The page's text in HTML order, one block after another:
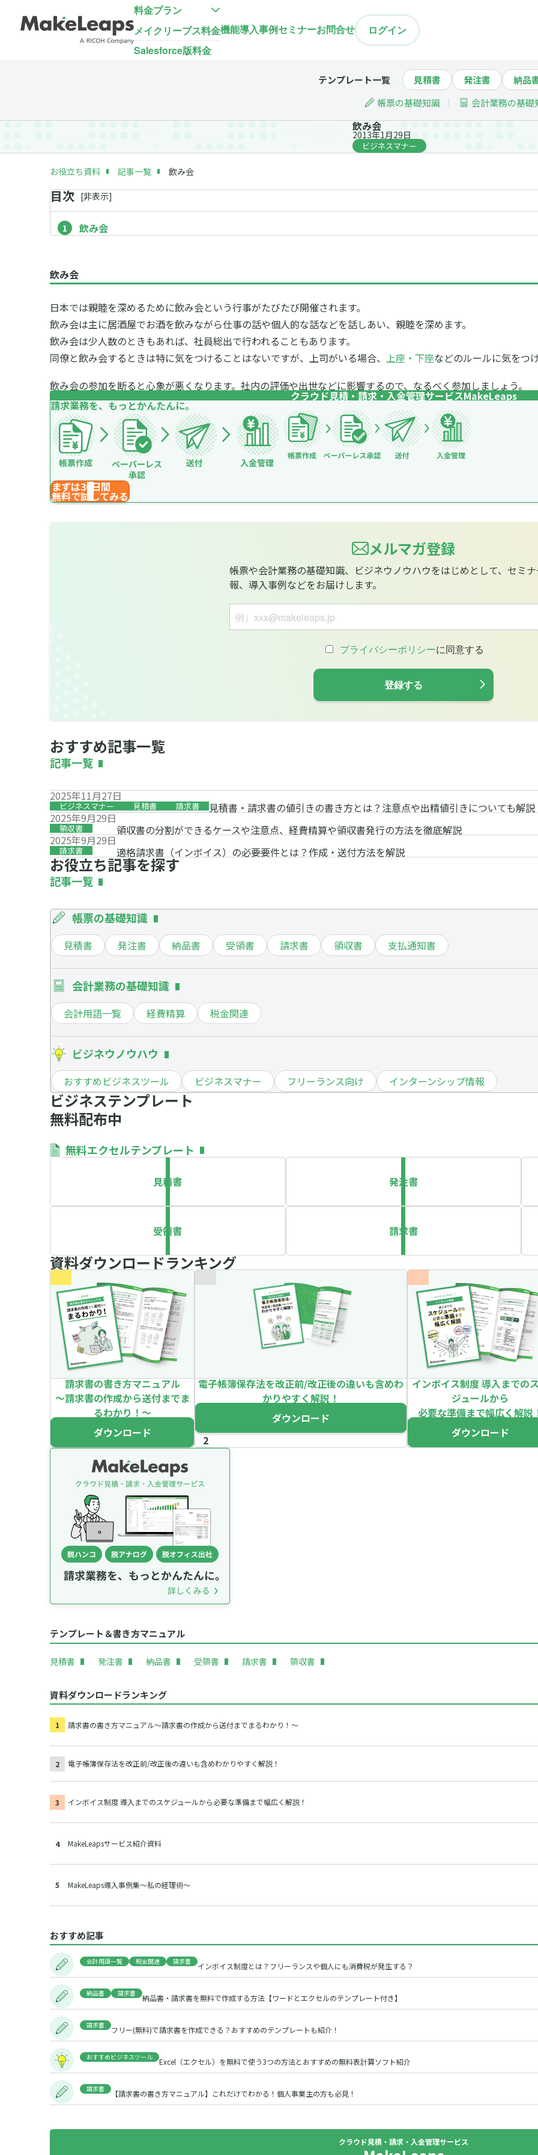
料金プラン
メイクリープス料金
Salesforce版料金
機能導入事例セミナーお問合せ ログイン
テンプレート一覧 見積書 発注書
納品
帳票の基礎知識
会計業務の基礎
飲み会
2013年1月29日
ビジネスマナー
お役立ち資料 記事一覧 飲み会
目次 [非表示]
飲み会
飲み会
日本では親睦を深めるために飲み会という行事がたびたび開催されます。
飲み会は主に居酒屋でお酒を飲みながら仕事の話や個人的な話などを話しあい、親睦を深めます。
飲み会は少人数のときもあれば、社員総出で行われることもあります。
同僚と飲み会するときは特に気をつけることはないですが、上司がいる場合、 上座・下座などのルールに気をつ
飲み会の参加を断ると心象が悪くなります。社内の評価や出世などに影響するので、なるべく参加しましょう。
クラウド見積・請求・入金管理サービスMakeLeaps
請求業務を、もっとかんたんに。
まずは30日間
無料で試してみる
メルマガ登録
帳票や会計業務の基礎知識、ビジネウノウハウをはじめとして、セミ
報、導入事例などをお届けします。
おすすめ記事一覧
記事一覧
2025年11月27日
ビジネスマナー 見積書 請求書 見積書・請求書の値引きの書き方とは？注意点や出精値引きについても解説
2025年9月29日
領収書 領収書の分割ができるケースや注意点、経費精算や領収書発行の方法を徹底解説
2025年9月29日
請求書 適格請求書（インボイス）の必要要件とは？作成・送付方法を解説
お役立ち記事を探す
記事一覧
帳票の基礎知識
見積書 発注書 納品書 受領書 請求書 領収書 支払通知書
会計業務の基礎知識
会計用語一覧 経費精算 税金関連
ビジネウノウハウ
おすすめビジネスツール ビジネスマナー フリーランス向け インターンシップ情報
ビジネステンプレート
無料配布中
無料エクセルテンプレート
見積書 発注書
受領書 請求書
資料ダウンロードランキング
請求書の書き方マニュアル
～請求書の作成から送付までま
るわかり！～
ダウンロード
電子帳簿保存法を改正前/改正後の違いも含めわ
かりやすく解説！
ダウンロード
インボイス制度 導入までの
ジュールから
必要な準備まで幅広く解説
ダウンロード
テンプレート＆書き方マニュアル
見積書 発注書 納品書 受領書 請求書 領収書
資料ダウンロードランキング
請求書の書き方マニュアル～請求書の作成から送付までまるわかり！～
電子帳簿保存法を改正前/改正後の違いも含めわかりやすく解説！
インボイス制度 導入までのスケジュールから必要な準備まで幅広く解説！
MakeLeapsサービス紹介資料
MakeLeaps導入事例集～私の経理術～
おすすめ記事
会計用語一覧 税金関連 請求書 インボイス制度とは？フリーランスや個人にも消費税が発生する？
納品書 請求書 納品書・請求書を無料で作成する方法【ワードとエクセルのテンプレート付き】
請求書 フリー(無料)で請求書を作成できる？おすすめのテンプレートも紹介！
おすすめビジネスツール Excel（エクセル）を無料で使う3つの方法とおすすめの無料表計算ソフト紹介
請求書 【請求書の書き方マニュアル】これだけでわかる！個人事業主の方も必見！
クラウド見積・請求・入金管理サービス